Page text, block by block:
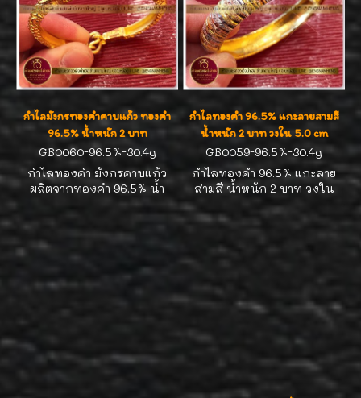
กำไลมังกรทองคำคาบแก้ว ทองคำ
96.5% น้ำหนัก 2 บาท
GB0060-96.5%-30.4g
กำไลทองคำ มังกรคาบแก้ว
ผลิตจากทองคำ 96.5% น้ำ
ละเอียดมีเอกลักษณ์ น่าสะสม
กำไลทองคำ 96.5% แกะลายสามสี
น้ำหนัก 2 บาท วงใน 5.0 cm
GB0059-96.5%-30.4g
กำไลทองคำ 96.5% แกะลาย
สามสี น้ำหนัก 2 บาท วงใน
5.0 cm ( รอบวง 15.0-15.5cm
) หน้ากว้าง 11 มิล ทองตันแข็ง
แรง ตัวล๊อกแน่นหนา น่ารักดี